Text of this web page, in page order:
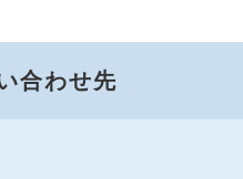
合わせ先